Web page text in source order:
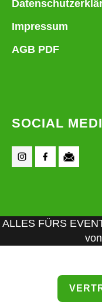
Impressum
AGB PDF
SOCIAL
ALLES FÜRS